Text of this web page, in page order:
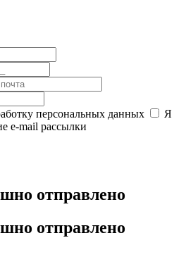
персональных данных
Я
e-mail рассылки
отправлено
отправлено